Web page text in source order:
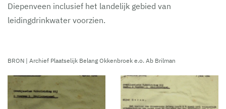
Diepenveen inclusief het landelijk gebied van
leidingdrinkwater voorzien.
BRON | Archief Plaatselijk Belang Okkenbroek e.o. Ab Brilman